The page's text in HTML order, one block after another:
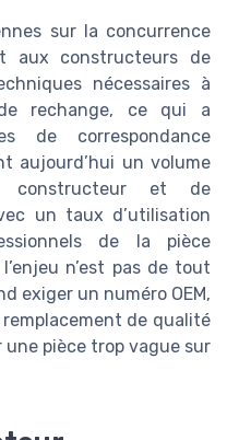
sur la concurrence
aux constructeurs de
nécessaires à
rechange, ce qui a
de correspondance
aujourd’hui un volume
constructeur et de
un taux d’utilisation
de la pièce
n’est pas de tout
exiger un numéro OEM,
de qualité
pièce trop vague sur